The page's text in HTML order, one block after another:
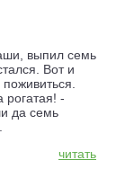
выпил семь
Вот и
рогатая! -
да семь
читать